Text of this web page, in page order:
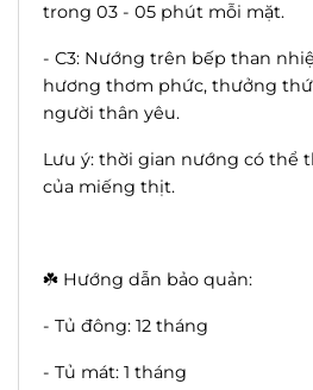
trong 03 - 05 phút mỗi mặt.
- C3: Nướng trên bếp than
hương thơm phức, thưởng
người thân yêu.
Lưu ý: thời gian nướng có thể
của miếng thịt.
☘️ Hướng dẫn bảo quản:
- Tủ đông: 12 tháng
- Tủ mát: 1 tháng